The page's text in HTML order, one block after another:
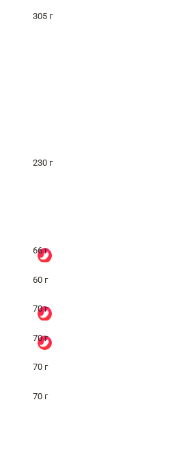
305 г
230 г
66 г
60 г
70 г
70 г
70 г
70 г